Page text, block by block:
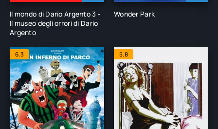
Il mondo di Dario Argento 3 -
Il museo degli orrori di Dario
Argento
Wonder Park
6.3 5.8